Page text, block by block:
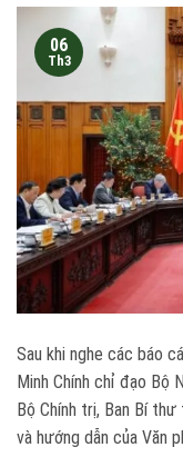
06
Th3
Sau khi nghe các báo
Minh Chính chỉ đạo Bộ
Bộ Chính trị, Ban Bí
và hướng dẫn của Văn